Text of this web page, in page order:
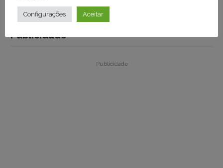
Publicidade
Publicidade
Configurações Aceitar